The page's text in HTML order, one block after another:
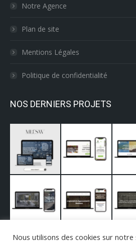
Notre Agence
Plan de site
Mentions Légales
Politique de confidentialité
NOS DERNIERS PROJETS
Nous utilisons des cookies sur